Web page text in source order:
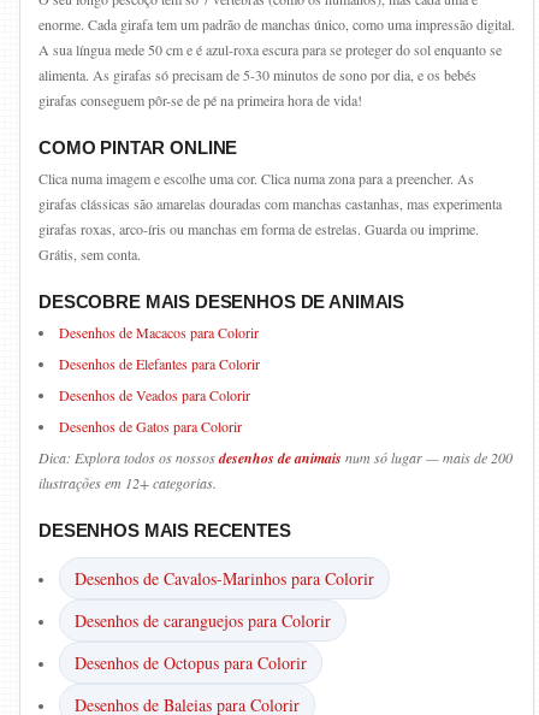
enorme. Cada girafa tem um padrão de manchas único, como uma impressão digital.
A sua língua mede 50 cm e é azul-roxa escura para se proteger do sol enquanto se
alimenta. As girafas só precisam de 5-30 minutos de sono por dia, e os bebés
girafas conseguem pôr-se de pé na primeira hora de vida!
COMO PINTAR ONLINE
Clica numa imagem e escolhe uma cor. Clica numa zona para a preencher. As
girafas clássicas são amarelas douradas com manchas castanhas, mas experimenta
girafas roxas, arco-íris ou manchas em forma de estrelas. Guarda ou imprime.
Grátis, sem conta.
DESCOBRE MAIS DESENHOS DE ANIMAIS
Desenhos de Macacos para Colorir
Desenhos de Elefantes para Colorir
Desenhos de Veados para Colorir
Desenhos de Gatos para Colorir
Dica: Explora todos os nossosdesenhos de animais num só lugar — mais de 200
ilustrações em 12+ categorias.
DESENHOS MAIS RECENTES
Desenhos de Cavalos-Marinhos para Colorir
Desenhos de caranguejos para Colorir
Desenhos de Octopus para Colorir
Desenhos de Baleias para Colorir